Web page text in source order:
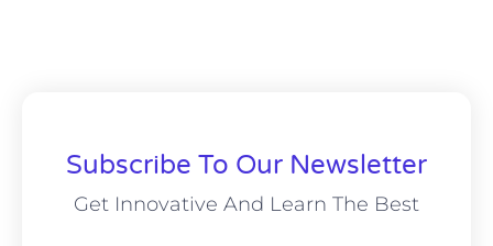
Subscribe To Our Newsletter
Get Innovative And Learn The Best